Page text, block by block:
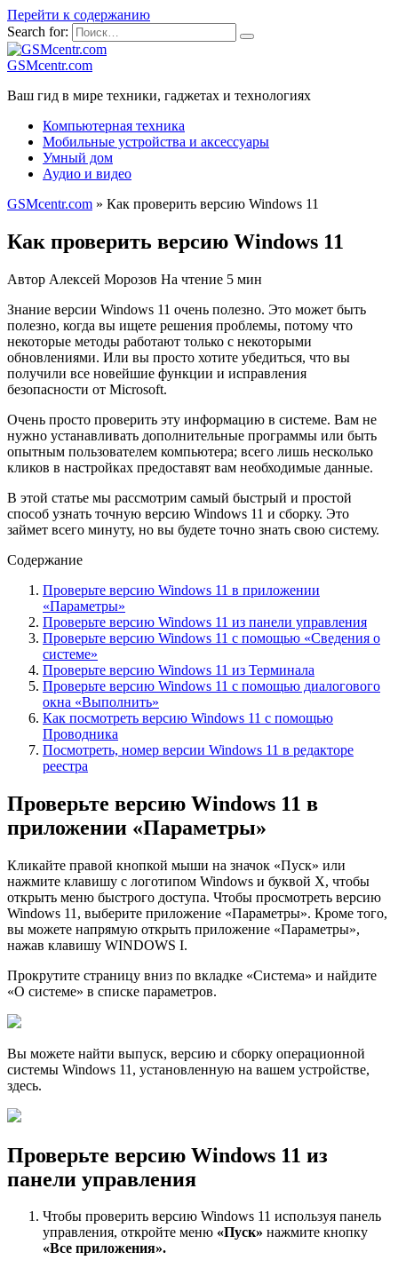
Перейти к содержанию
Search for:
GSMcentr.com
Ваш гид в мире техники, гаджетах и технологиях
Компьютерная техника
Мобильные устройства и аксессуары
Умный дом
Аудио и видео
GSMcentr.com » Как проверить версию Windows 11
Как проверить версию Windows 11
Автор Алексей Морозов На чтение 5 мин
Знание версии Windows 11 очень полезно. Это может быть
полезно, когда вы ищете решения проблемы, потому что
некоторые методы работают только с некоторыми
обновлениями. Или вы просто хотите убедиться, что вы
получили все новейшие функции и исправления
безопасности от Microsoft.
Очень просто проверить эту информацию в системе. Вам не
нужно устанавливать дополнительные программы или быть
опытным пользователем компьютера; всего лишь несколько
кликов в настройках предоставят вам необходимые данные.
В этой статье мы рассмотрим самый быстрый и простой
способ узнать точную версию Windows 11 и сборку. Это
займет всего минуту, но вы будете точно знать свою систему.
Содержание
Проверьте версию Windows 11 в приложении
«Параметры»
Проверьте версию Windows 11 из панели управления
Проверьте версию Windows 11 с помощью «Сведения о
системе»
Проверьте версию Windows 11 из Терминала
Проверьте версию Windows 11 с помощью диалогового
окна «Выполнить»
Как посмотреть версию Windows 11 с помощью
Проводника
Посмотреть, номер версии Windows 11 в редакторе
реестра
Проверьте версию Windows 11 в
приложении «Параметры»
Кликайте правой кнопкой мыши на значок «Пуск» или
нажмите клавишу с логотипом Windows и буквой X, чтобы
открыть меню быстрого доступа. Чтобы просмотреть версию
Windows 11, выберите приложение «Параметры». Кроме того,
вы можете напрямую открыть приложение «Параметры»,
нажав клавишу WINDOWS I.
Прокрутите страницу вниз по вкладке «Система» и найдите
«О системе» в списке параметров.
Вы можете найти выпуск, версию и сборку операционной
системы Windows 11, установленную на вашем устройстве,
здесь.
Проверьте версию Windows 11 из
панели управления
Чтобы проверить версию Windows 11 используя панель
управления, откройте меню «Пуск» нажмите кнопку
«Все приложения».